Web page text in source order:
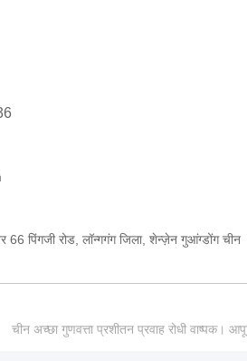
66 पिंगजी रोड, लॉन्गगंग जिला, शेन्ज़ेन गुआंग्डोंग चीन
चीन अच्छा गुणवत्ता प्रशीतन प्रवाह रोधी